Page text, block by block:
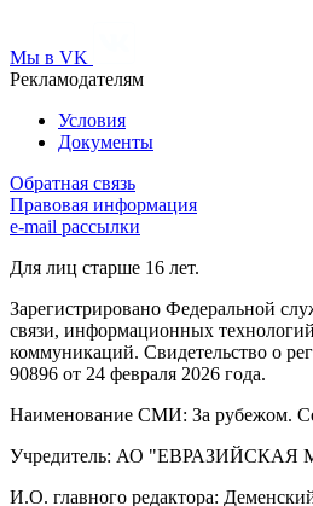
Мы в VK
Рекламодателям
Условия
Документы
Обратная связь
Правовая информация
e-mail рассылки
Для лиц старше 16 лет.
Зарегистрировано Федеральной
связи, информационных
коммуникаций. Свидетельство о
90896 от 24 февраля 2026 года.
Наименование СМИ: За рубежом.
Учредитель: АО
И.О. главного редактора: